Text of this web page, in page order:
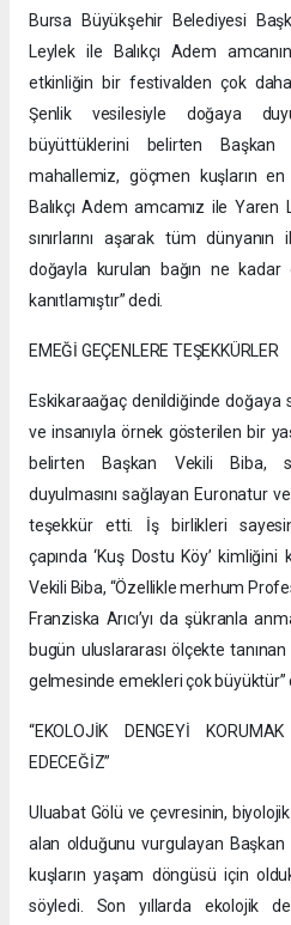
Bursa Büyükşehir Belediyesi
Leylek ile Balıkçı Adem
etkinliğin bir festivalden çok daha
Şenlik vesilesiyle doğaya
büyüttüklerini belirten Başkan
mahallemiz, göçmen kuşların en
Balıkçı Adem amcamız ile Yaren
sınırlarını aşarak tüm
doğayla kurulan bağın ne kadar
kanıtlamıştır” dedi.
EMEĞİ GEÇENLERE TEŞEKKÜRLER
Eskikaraağaç denildiğinde doğaya
ve insanıyla örnek gösterilen bir
belirten Başkan Vekili Biba,
duyulmasını sağlayan Euronatur
teşekkür etti. İş birlikleri
çapında ‘Kuş Dostu Köy’ kimliğini
Vekili Biba, “Özellikle merhum
Franziska Arıcı’yı da şükranla
bugün uluslararası ölçekte
gelmesinde emekleri çok büyüktür”
“EKOLOJİK DENGEYİ
EDECEĞİZ”
Uluabat Gölü ve çevresinin,
alan olduğunu vurgulayan
kuşların yaşam döngüsü için
söyledi. Son yıllarda ekolojik